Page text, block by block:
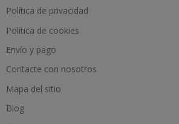
Política de privacidad
Política de cookies
Envío y pago
Contacte con nosotros
Mapa del sitio
Blog